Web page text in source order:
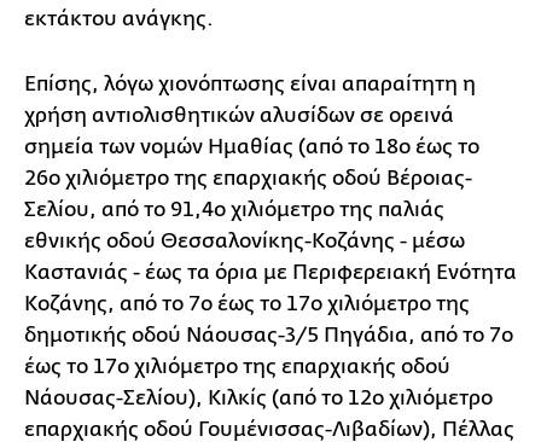
εκτάκτου ανάγκης.
Επίσης, λόγω χιονόπτωσης είναι απαραίτητη η
χρήση αντιολισθητικών αλυσίδων σε ορεινά
σημεία των νομών Ημαθίας (από το 18ο έως το
26ο χιλιόμετρο της επαρχιακής οδού Βέροιας-
Σελίου, από το 91,4ο χιλιόμετρο της παλιάς
εθνικής οδού Θεσσαλονίκης-Κοζάνης - μέσω
Καστανιάς - έως τα όρια με Περιφερειακή Ενότητα
Κοζάνης, από το 7ο έως το 17ο χιλιόμετρο της
δημοτικής οδού Νάουσας-3/5 Πηγάδια, από το 7ο
έως το 17ο χιλιόμετρο της επαρχιακής οδού
Νάουσας-Σελίου), Κιλκίς (από το 12ο χιλιόμετρο
επαρχιακής οδού Γουμένισσας-Λιβαδίων), Πέλλας